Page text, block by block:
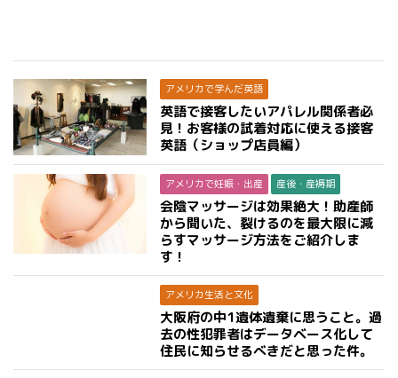
アメリカで学んだ英語
英語で接客したいアパレル関係者必
見！お客様の試着対応に使える接客
英語（ショップ店員編）
アメリカで妊娠・出産 産後・産褥期
会陰マッサージは効果絶大！助産師
から聞いた、裂けるのを最大限に減
らすマッサージ方法をご紹介しま
す！
アメリカ生活と文化
大阪府の中1遺体遺棄に思うこと。過
去の性犯罪者はデータベース化して
住民に知らせるべきだと思った件。